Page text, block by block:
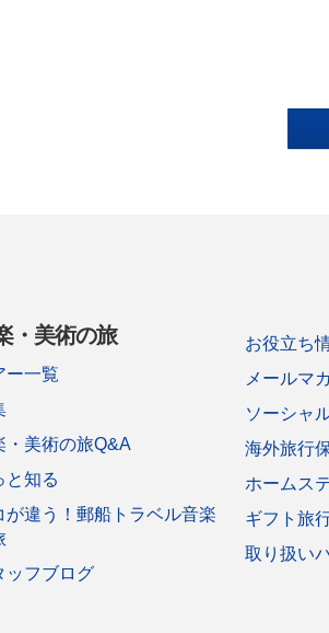
・美術の旅
ー一覧
・美術の旅Q&A
と知る
が違う！郵船トラベル音楽
ッフブログ
お役立ち
メールマ
ソーシャ
海外旅行
ホームス
ギフト旅
取り扱い